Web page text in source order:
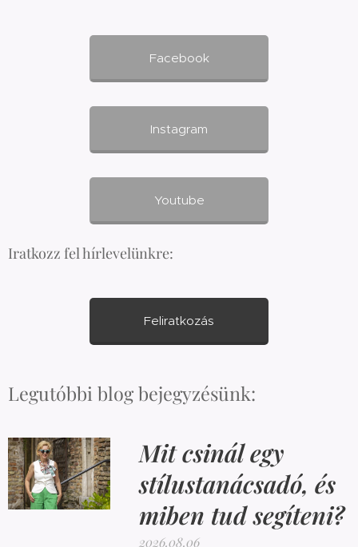
Facebook
Instagram
Youtube
Iratkozz fel hírlevelünkre:
Feliratkozás
Legutóbbi blog bejegyzésünk:
Mit csinál egy
stílustanácsadó, és
miben tud segíteni?
2026.08.06